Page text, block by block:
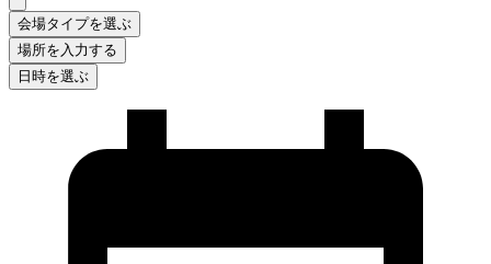
会場タイプを選ぶ
場所を入力する
日時を選ぶ